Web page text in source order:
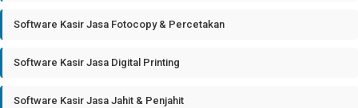
Software Kasir Jasa Fotocopy & Percetakan
Software Kasir Jasa Digital Printing
Software Kasir Jasa Jahit & Penjahit